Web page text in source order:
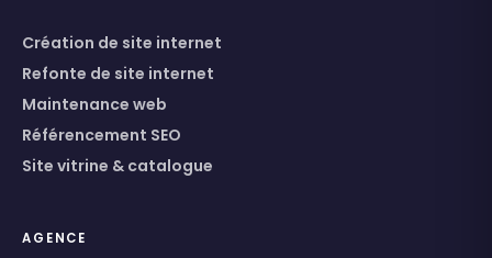
Création de site internet
Refonte de site internet
Maintenance web
Référencement SEO
Site vitrine & catalogue
AGENCE